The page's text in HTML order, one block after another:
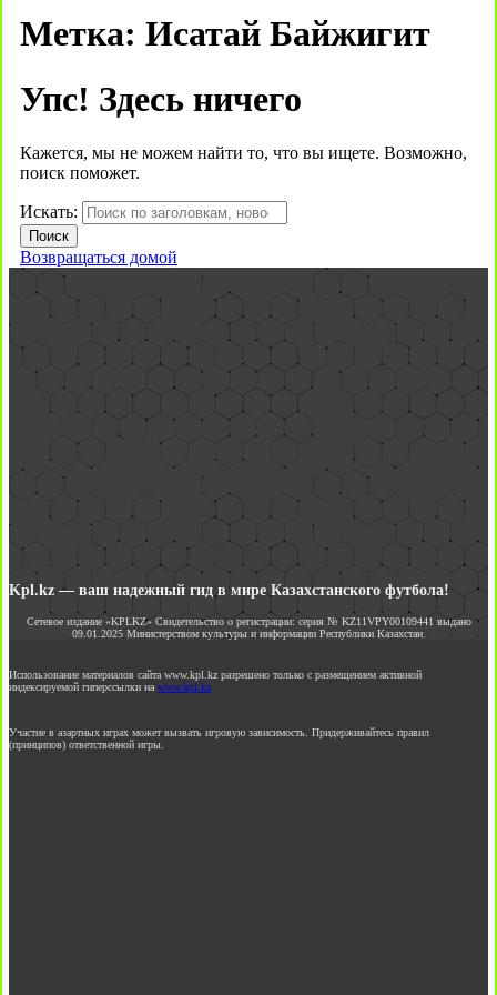
Метка: Исатай Байжигит
Упс! Здесь ничего
Кажется, мы не можем найти то, что вы ищете. Возможно,
поиск поможет.
Искать:
Возвращаться домой
Kpl.kz — ваш надежный гид в мире Казахстанского футбола!
Сетевое издание «KPLKZ» Свидетельство о регистрации: серия № KZ11VPY00109441 выдано
09.01.2025 Министерством культуры и информации Республики Казахстан.
Использование материалов сайта www.kpl.kz разрешено только с размещением активной
индексируемой гиперссылки на www.kpl.kz
Участие в азартных играх может вызвать игровую зависимость. Придерживайтесь правил
(принципов) ответственной игры.